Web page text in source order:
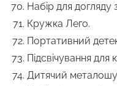
Набір для догляду
Кружка Лего.
Портативний
Підсвічування для
Дитячий